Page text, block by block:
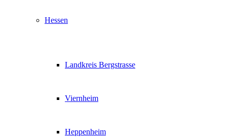
Hessen
Landkreis Bergstrasse
Viernheim
Heppenheim